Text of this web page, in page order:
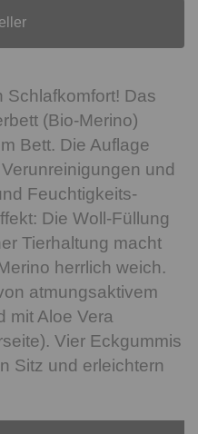
Schlafkomfort! Das
(Bio-Merino)
Bett. Die Auflage
und
Feuchtigkeits-
Die Woll-Füllung
Tierhaltung macht
herrlich weich.
atmungsaktivem
mit Aloe Vera
Vier Eckgummis
Sitz und erleichtern